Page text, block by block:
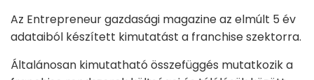
Az Entrepreneur gazdasági magazine az elmúlt 5 év
adataiból készített kimutatást a franchise szektorra.
Általánosan kimutatható összefüggés mutatkozik a